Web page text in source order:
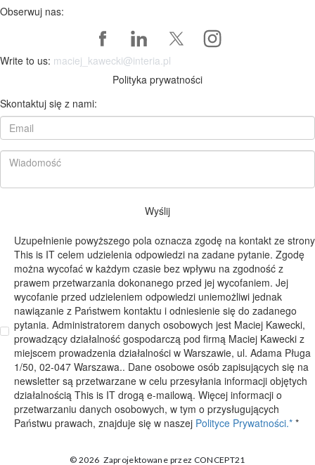
Obserwuj nas:
Write to us: maciej_kawecki@interia.pl
Polityka prywatności
Skontaktuj się z nami:
Wyślij
Uzupełnienie powyższego pola oznacza zgodę na kontakt ze strony
This is IT celem udzielenia odpowiedzi na zadane pytanie. Zgodę
można wycofać w każdym czasie bez wpływu na zgodność z
prawem przetwarzania dokonanego przed jej wycofaniem. Jej
wycofanie przed udzieleniem odpowiedzi uniemożliwi jednak
nawiązanie z Państwem kontaktu i odniesienie się do zadanego
pytania. Administratorem danych osobowych jest Maciej Kawecki,
prowadzący działalność gospodarczą pod firmą Maciej Kawecki z
miejscem prowadzenia działalności w Warszawie, ul. Adama Pługa
1/50, 02-047 Warszawa.. Dane osobowe osób zapisujących się na
newsletter są przetwarzane w celu przesyłania informacji objętych
działalnością This is IT drogą e-mailową. Więcej informacji o
przetwarzaniu danych osobowych, w tym o przysługujących
Państwu prawach, znajduje się w naszej Polityce Prywatności.* *
© 2026 Zaprojektowane przez CONCEPT21